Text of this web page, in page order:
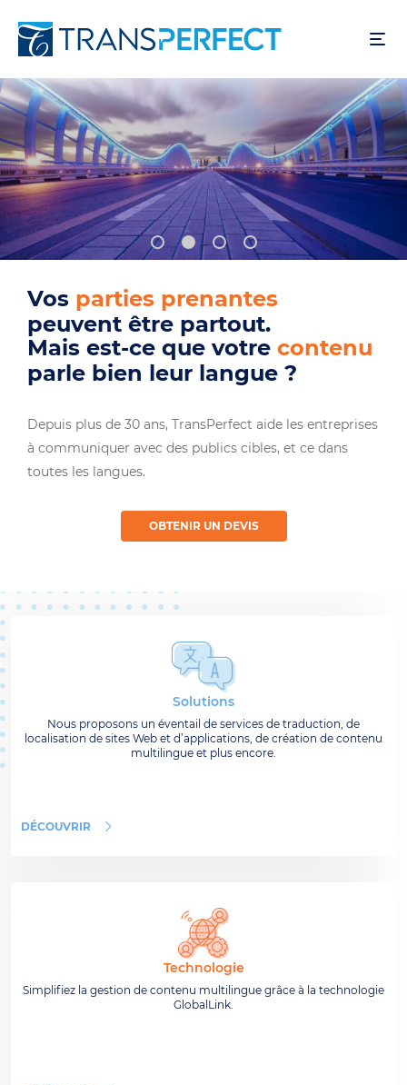
au
principal
Vos utilisateurs
peuvent être partout.
Mais est-ce que votre produit
parle bien leur langue ?
Depuis plus de 30 ans, TransPerfect aide les entreprises
à communiquer avec des publics cibles, et ce dans
toutes les langues.
OBTENIR UN DEVIS
Solutions
Nous proposons un éventail de services de traduction, de
localisation de sites Web et d’applications, de création de contenu
multilingue et plus encore.
DÉCOUVRIR
Technologie
Simplifiez la gestion de contenu multilingue grâce à la technologie
GlobalLink.